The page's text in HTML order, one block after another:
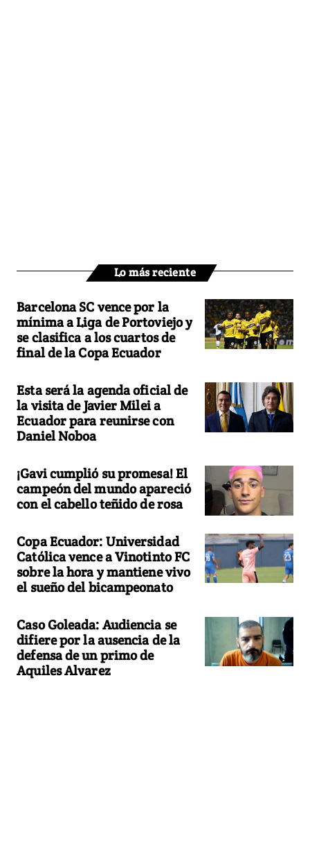
Lo más reciente
Barcelona SC vence por la
mínima a Liga de Portoviejo y
se clasifica a los cuartos de
final de la Copa Ecuador
Esta será la agenda oficial de
la visita de Javier Milei a
Ecuador para reunirse con
Daniel Noboa
¡Gavi cumplió su promesa! El
campeón del mundo apareció
con el cabello teñido de rosa
Copa Ecuador: Universidad
Católica vence a Vinotinto FC
sobre la hora y mantiene vivo
el sueño del bicampeonato
Caso Goleada: Audiencia se
difiere por la ausencia de la
defensa de un primo de
Aquiles Alvarez